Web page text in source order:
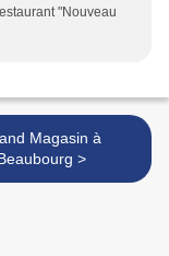
"Nouveau
Magasin à
Beaubourg >